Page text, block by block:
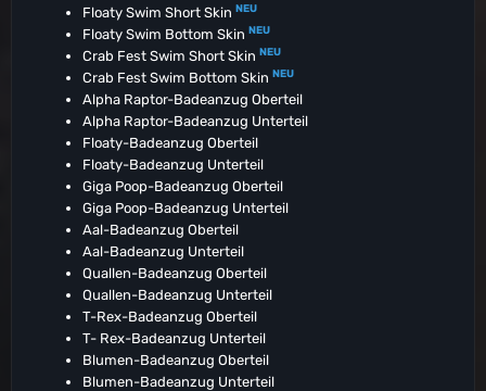
Floaty Swim Short Skin NEU
Floaty Swim Bottom Skin NEU
Crab Fest Swim Short Skin NEU
Crab Fest Swim Bottom Skin NEU
Alpha Raptor-Badeanzug Oberteil
Alpha Raptor-Badeanzug Unterteil
Floaty-Badeanzug Oberteil
Floaty-Badeanzug Unterteil
Giga Poop-Badeanzug Oberteil
Giga Poop-Badeanzug Unterteil
Aal-Badeanzug Oberteil
Aal-Badeanzug Unterteil
Quallen-Badeanzug Oberteil
Quallen-Badeanzug Unterteil
T-Rex-Badeanzug Oberteil
T- Rex-Badeanzug Unterteil
Blumen-Badeanzug Oberteil
Blumen-Badeanzug Unterteil